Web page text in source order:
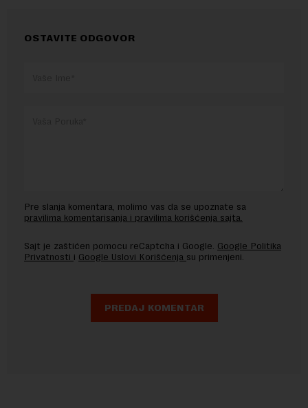
OSTAVITE ODGOVOR
Pre slanja komentara, molimo vas da se upoznate sa
pravilima komentarisanja i pravilima korišćenja sajta.
Sajt je zaštićen pomocu reCaptcha i Google. Google Politika
Privatnosti i Google Uslovi Korišćenja su primenjeni.